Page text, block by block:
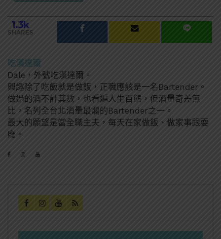
1.3k
SHARES
吃漢達爾
Dale，外號吃漢達爾。
興趣除了吃飯就是做飯，正職應該是一名Bartender。
做過的酒不計其數，也看遍人生百態，但酒量奇差無
比，名列全台北酒量最爛的Bartender之一。
最大的願望是當全職主夫，每天在家做飯、做家事跟耍
廢。